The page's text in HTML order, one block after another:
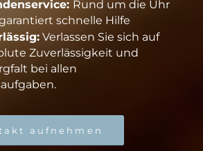
Rund um die Uhr
schnelle Hilfe
Verlassen Sie sich auf
Zuverlässigkeit und
bei allen
aufnehmen